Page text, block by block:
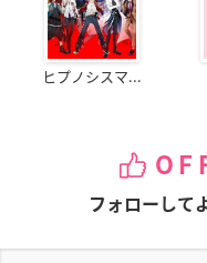
ヒプノシスマ...
フォローして